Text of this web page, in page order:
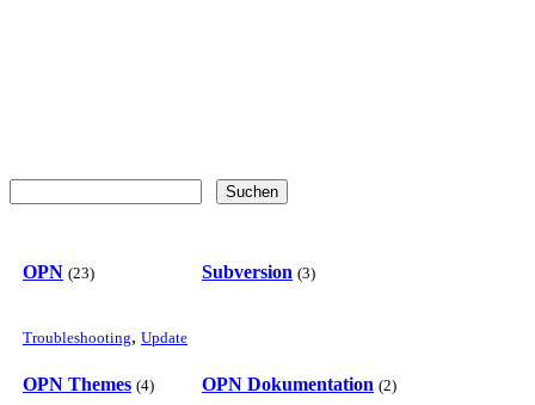
OPN (23)
Troubleshooting, Update
Subversion (3)
OPN Themes (4) OPN Dokumentation (2)